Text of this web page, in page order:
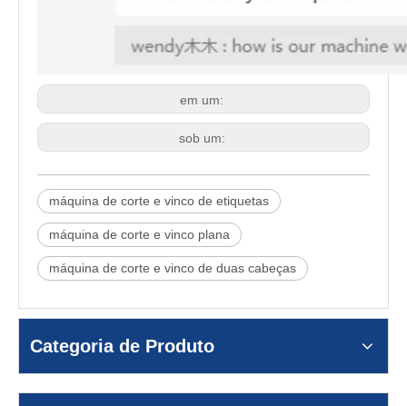
em um:
sob um:
máquina de corte e vinco de etiquetas
máquina de corte e vinco plana
máquina de corte e vinco de duas cabeças
Categoria de Produto